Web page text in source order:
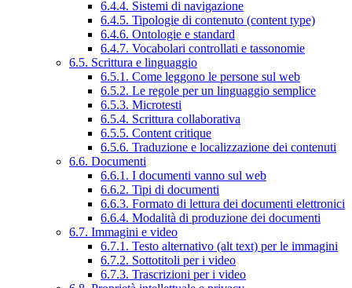
6.4.4. Sistemi di navigazione
6.4.5. Tipologie di contenuto (content type)
6.4.6. Ontologie e standard
6.4.7. Vocabolari controllati e tassonomie
6.5. Scrittura e linguaggio
6.5.1. Come leggono le persone sul web
6.5.2. Le regole per un linguaggio semplice
6.5.3. Microtesti
6.5.4. Scrittura collaborativa
6.5.5. Content critique
6.5.6. Traduzione e localizzazione dei contenuti
6.6. Documenti
6.6.1. I documenti vanno sul web
6.6.2. Tipi di documenti
6.6.3. Formato di lettura dei documenti elettronici
6.6.4. Modalità di produzione dei documenti
6.7. Immagini e video
6.7.1. Testo alternativo (alt text) per le immagini
6.7.2. Sottotitoli per i video
6.7.3. Trascrizioni per i video